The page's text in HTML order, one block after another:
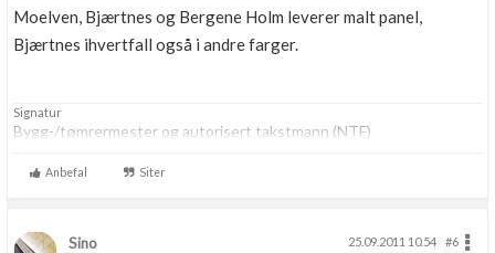
Moelven, Bjærtnes og Bergene Holm leverer malt panel,
Bjærtnes ihvertfall også i andre farger.
Signatur
Bygg-/tømrermester og autorisert takstmann (NTF)
Anbefal Siter
Sino 25.09.2011 10.54
#6